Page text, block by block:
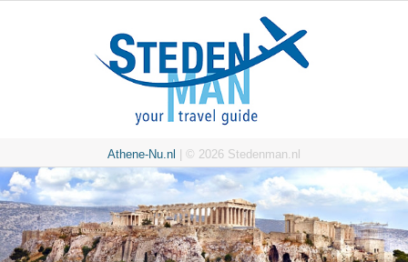
Athene-Nu.nl | © 2026 Stedenman.nl